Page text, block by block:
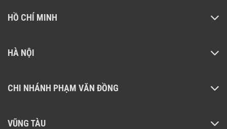
HỒ CHÍ MINH
HÀ NỘI
CHI NHÁNH PHẠM VĂN ĐỒNG
VŨNG TÀU